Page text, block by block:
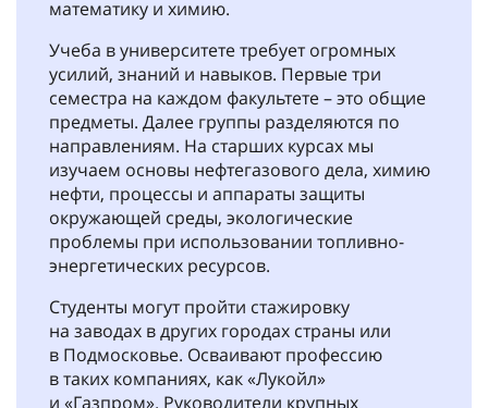
математику и химию.
Учеба в университете требует огромных
усилий, знаний и навыков. Первые три
семестра на каждом факультете – это общие
предметы. Далее группы разделяются по
направлениям. На старших курсах мы
изучаем основы нефтегазового дела, химию
нефти, процессы и аппараты защиты
окружающей среды, экологические
проблемы при использовании топливно-
энергетических ресурсов.
Студенты могут пройти стажировку
на заводах в других городах страны или
в Подмосковье. Осваивают профессию
в таких компаниях, как «Лукойл»
и «Газпром». Руководители крупных